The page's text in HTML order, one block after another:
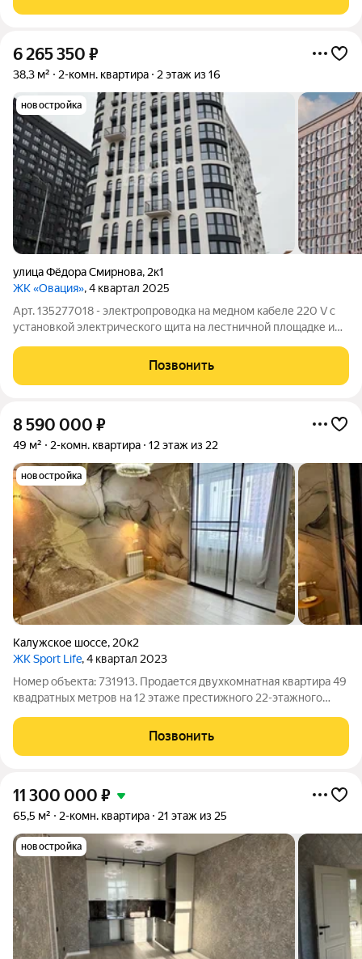
приковывает внимание и не требует ни
6 265 350 ₽
38,3 м² 2-комн. квартира 2 этаж из 16
новостройка
улица Фёдора Смирнова, 2к1
ЖК «Овация», 4 квартал 2025
Арт. 135277018 - электропроводка на медном кабеле 220 V с
установкой электрического щита на лестничной площадке и
электрическая розетка для самостоятельной установки
Участником электрической
Позвонить
8 590 000 ₽
49 м² 2-комн. квартира 12 этаж из 22
новостройка
Калужское шоссе, 20к2
ЖК Sport Life, 4 квартал 2023
Номер объекта: 731913. Продается двухкомнатная квартира 49
квадратных метров на 12 этаже престижного 22-этажного
презентабельный вариант для тех, кто ценит стиль и комфорт,
с просторной кухней в 11 квадратов
Позвонить
11 300 000 ₽
65,5 м² 2-комн. квартира 21 этаж из 25
новостройка